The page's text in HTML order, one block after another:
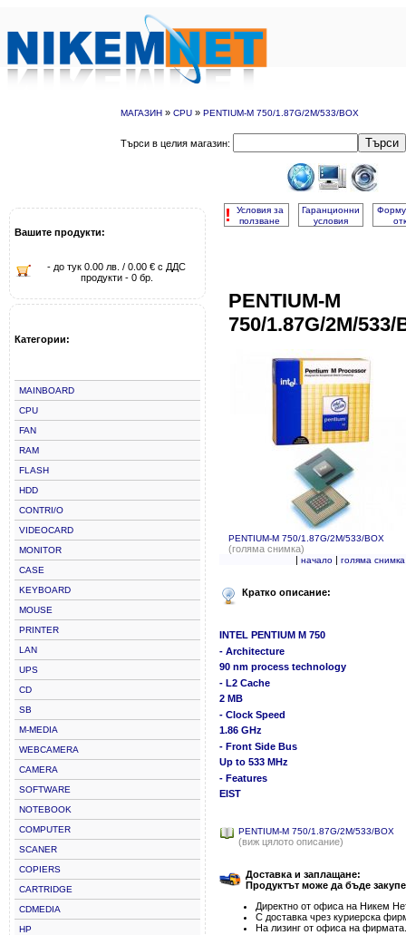
МАГАЗИН » CPU » PENTIUM-M 750/1.87G/2M/533/BOX
Търси в целия магазин: Търси
Вашите продукти:
- до тук 0.00 лв. / 0.00 € с ДДС
продукти - 0 бр.
Категории:
MAINBOARD
CPU
FAN
RAM
FLASH
HDD
CONTRI/O
VIDEOCARD
MONITOR
CASE
KEYBOARD
MOUSE
PRINTER
LAN
UPS
CD
SB
M-MEDIA
WEBCAMERA
CAMERA
SOFTWARE
NOTEBOOK
COMPUTER
SCANER
COPIERS
CARTRIDGE
CDMEDIA
HP
!
Условия за
ползване
Гаранционни
условия
PENTIUM-M
750/1.87G/2M/533/
PENTIUM-M 750/1.87G/2M/533/BOX
(голяма снимка)
| начало| голяма снимка
Кратко описание:
INTEL PENTIUM M 750
- Architecture
90 nm process technology
- L2 Cache
2 MB
- Clock Speed
1.86 GHz
- Front Side Bus
Up to 533 MHz
- Features
EIST
PENTIUM-M 750/1.87G/2M/533/BOX
(виж цялото описание)
Доставка и заплащане:
Продуктът може да бъде
Директно от офиса на Никем
С доставка чрез куриерска
На лизинг от офиса на фирмата.